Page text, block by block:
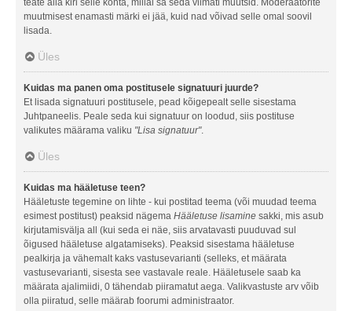
teate alla kiri selle kohta, millal sa seda viimati muutsid. Moderaatorite
muutmisest enamasti märki ei jää, kuid nad võivad selle omal soovil
lisada.
Üles
Kuidas ma panen oma postitusele signatuuri juurde?
Et lisada signatuuri postitusele, pead kõigepealt selle sisestama
Juhtpaneelis. Peale seda kui signatuur on loodud, siis postituse
valikutes määrama valiku "Lisa signatuur".
Üles
Kuidas ma hääletuse teen?
Hääletuste tegemine on lihte - kui postitad teema (või muudad teema
esimest postitust) peaksid nägema Hääletuse lisamine sakki, mis asub
kirjutamisvälja all (kui seda ei näe, siis arvatavasti puuduvad sul
õigused hääletuse algatamiseks). Peaksid sisestama hääletuse
pealkirja ja vähemalt kaks vastusevarianti (selleks, et määrata
vastusevarianti, sisesta see vastavale reale. Hääletusele saab ka
määrata ajalimiidi, 0 tähendab piiramatut aega. Valikvastuste arv võib
olla piiratud, selle määrab foorumi administraator.